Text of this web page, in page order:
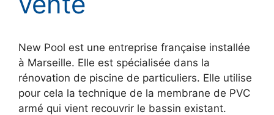
New Pool est une entreprise française installée
à Marseille. Elle est spécialisée dans la
rénovation de piscine de particuliers. Elle utilise
pour cela la technique de la membrane de PVC
armé qui vient recouvrir le bassin existant.